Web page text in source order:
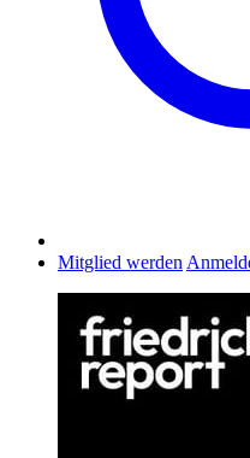
Mitglied werden